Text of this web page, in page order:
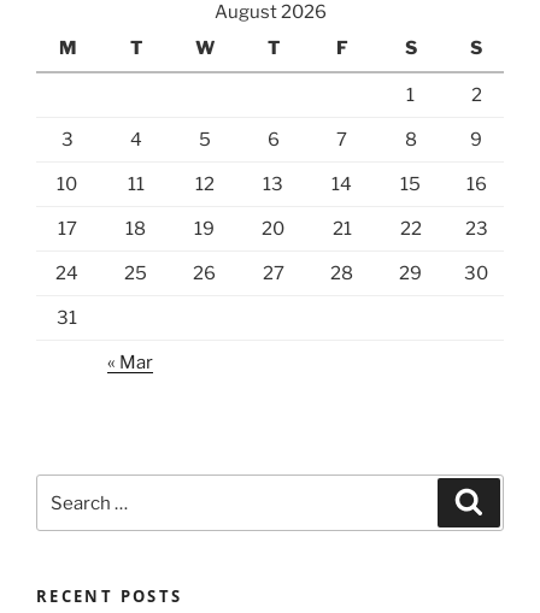
August 2026
M
T W T F S S
1 2
3 4 5 6 7 8 9
10 11 12 13 14 15 16
17 18 19 20 21 22 23
24 25 26 27 28 29 30
31
« Mar
for:
RECENT POSTS